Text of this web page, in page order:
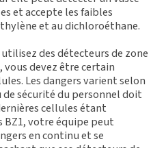
et accepte les faibles
et au dichloroéthane.
des détecteurs de zone
devez être certain
Les dangers varient selon
de sécurité du personnel doit
cellules étant
BZ1, votre équipe peut
en continu et se